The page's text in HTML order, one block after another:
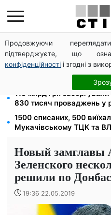
Продовжуючи
підтверджуєте, що
конфіденційності і згодні з
100 000 грн за 18
щомісячні виплати
120 грн на день лише на
звільняються через
113 млрд грн
830 тисяч проваджень у
1500 списаних, 500
Мукачівському ТЦК та
Новый замглавы
Зеленского
решили по
19:36 22.05.2019